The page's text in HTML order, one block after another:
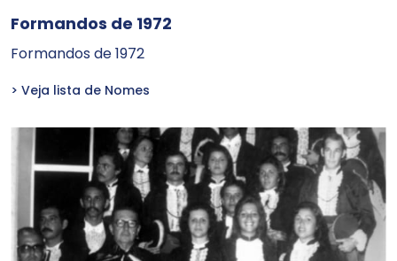
Formandos de 1972
Formandos de 1972
> Veja lista de Nomes